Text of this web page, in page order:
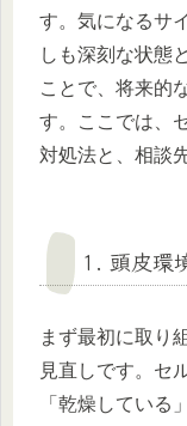
す。気になるサ
しも深刻な状態
ことで、将来的
す。ここでは、
対処法と、相談
1. 頭皮環
まず最初に取り
見直しです。セ
「乾燥している